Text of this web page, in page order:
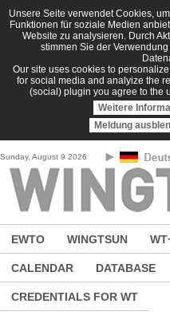
Skip to main content
Unsere Seite verwendet Cookies,
Funktionen für soziale Medien
Website zu analysieren. Durch
stimmen Sie der
Our site uses cookies to
for social media and analyize the
(social) plugin you agree to the
Weitere
Meldung
Sunday, August 9 2026
EWTO WINGTSUN
CALENDAR DATABASE
CREDENTIALS FOR WT